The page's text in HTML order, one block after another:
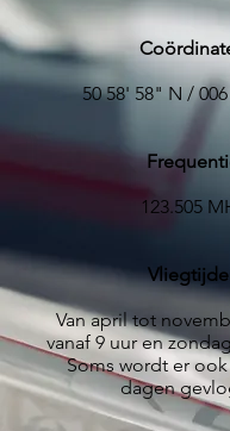
50 58' 58" N /
123.505
Van april tot
vanaf 9 uur en
Soms wordt er
dagen